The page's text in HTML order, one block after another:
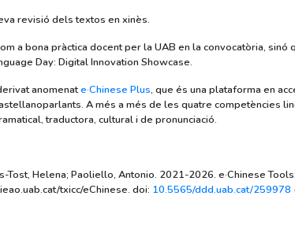
revisió dels textos en xinès.
a bona pràctica docent per la UAB en la convocatòria, sinó
Day: Digital Innovation Showcase.
anomenate·Chinese Plus, que és una plataforma en
A més a més de les quatre competències
traductora, cultural i de pronunciació.
Tost, Helena; Paoliello, Antonio. 2021-2026. e·Chinese
txicc/eChinese. doi: 10.5565/ddd.uab.cat/259978